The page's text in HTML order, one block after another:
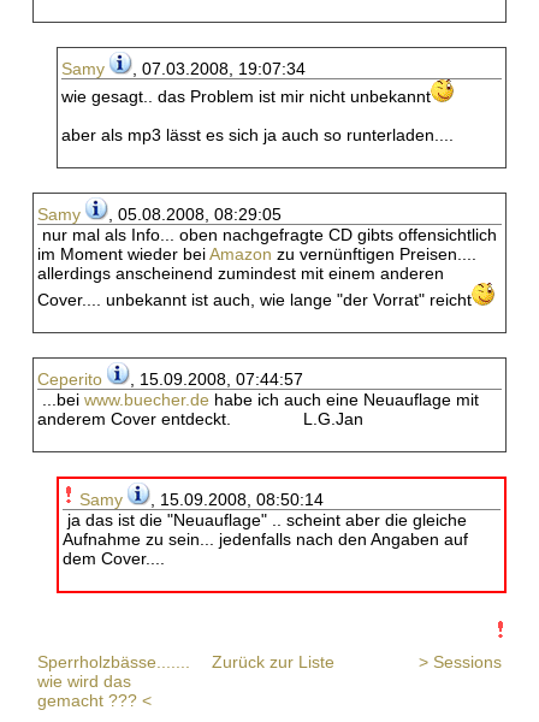
Samy
, 07.03.2008, 19:07:34
wie gesagt.. das Problem ist mir nicht unbekannt
aber als mp3 lässt es sich ja auch so runterladen....
Samy
, 05.08.2008, 08:29:05
nur mal als Info... oben nachgefragte CD gibts offensichtlich
im Moment wieder beiAmazon zu vernünftigen Preisen....
allerdings anscheinend zumindest mit einem anderen
Cover.... unbekannt ist auch, wie lange "der Vorrat" reicht
Ceperito
, 15.09.2008, 07:44:57
...bei www.buecher.de habe ich auch eine Neuauflage mit
anderem Cover entdeckt. L.G.Jan
Samy
, 15.09.2008, 08:50:14
ja das ist die "Neuauflage" .. scheint aber die gleiche
Aufnahme zu sein... jedenfalls nach den Angaben auf
dem Cover....
Sperrholzbässe.......
wie wird das
gemacht ??? <
Zurück zur Liste > Sessions